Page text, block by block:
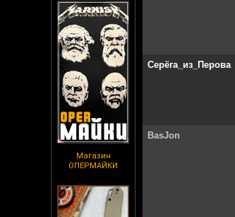
Магазин
ОПЕРМАЙКИ
Серёга_из_Перова
BasJon